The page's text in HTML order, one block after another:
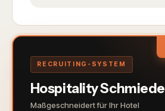
RECRUITING-SYSTEM
Hospitality Schmiede
Maßgeschneidert für Ihr Hotel